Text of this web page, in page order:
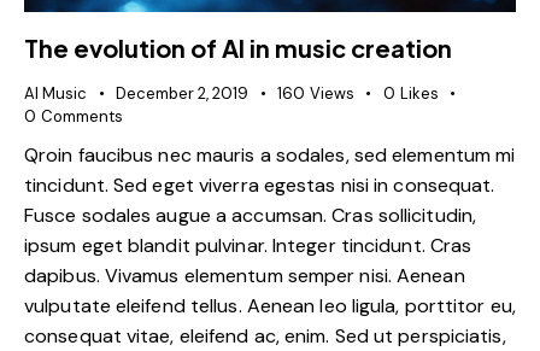
The evolution of AI in music creation
AI Music December 2, 2019 160 Views 0 Likes
0 Comments
Qroin faucibus nec mauris a sodales, sed elementum mi
tincidunt. Sed eget viverra egestas nisi in consequat.
Fusce sodales augue a accumsan. Cras sollicitudin,
ipsum eget blandit pulvinar. Integer tincidunt. Cras
dapibus. Vivamus elementum semper nisi. Aenean
vulputate eleifend tellus. Aenean leo ligula, porttitor eu,
consequat vitae, eleifend ac, enim. Sed ut perspiciatis,